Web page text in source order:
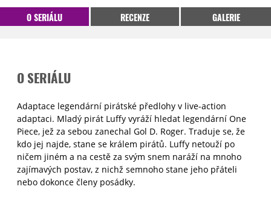
O SERIÁLU RECENZE GALERIE
O SERIÁLU
Adaptace legendární pirátské předlohy v live-action
adaptaci. Mladý pirát Luffy vyráží hledat legendární One
Piece, jež za sebou zanechal Gol D. Roger. Traduje se, že
kdo jej najde, stane se králem pirátů. Luffy netouží po
ničem jiném a na cestě za svým snem naráží na mnoho
zajímavých postav, z nichž semnoho stane jeho přáteli
nebo dokonce členy posádky.